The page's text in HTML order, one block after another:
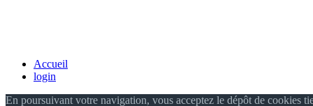
Accueil
login
En poursuivant votre navigation, vous acceptez le dépôt de cookies